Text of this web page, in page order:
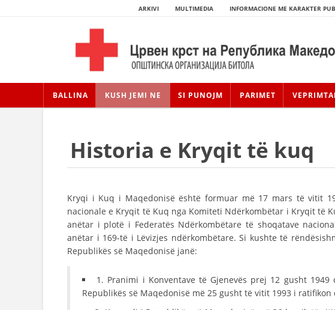
ARKIVI MULTIMEDIA INFORMACIONE ME KARAKTER
BALLINA KUSH JEMI NE SI PUNOJM PARIMET
Historia e Kryqit të kuq
Kryqi i Kuq i Maqedonisë është formuar më 17 mars të vitit
nacionale e Kryqit të Kuq nga Komiteti Ndërkombëtar i Kryqit të
anëtar i plotë i Federatës Ndërkombëtare të shoqatave
anëtar i 169-të i Lëvizjes ndërkombëtare. Si kushte të
Republikës së Maqedonisë janë:
1. Pranimi i Konventave të Gjenevës prej 12 gusht
Republikës së Maqedonisë më 25 gusht të vitit 1993 i